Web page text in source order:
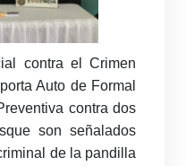
contra el Crimen
Auto de Formal
contra dos
son señalados
de la pandilla